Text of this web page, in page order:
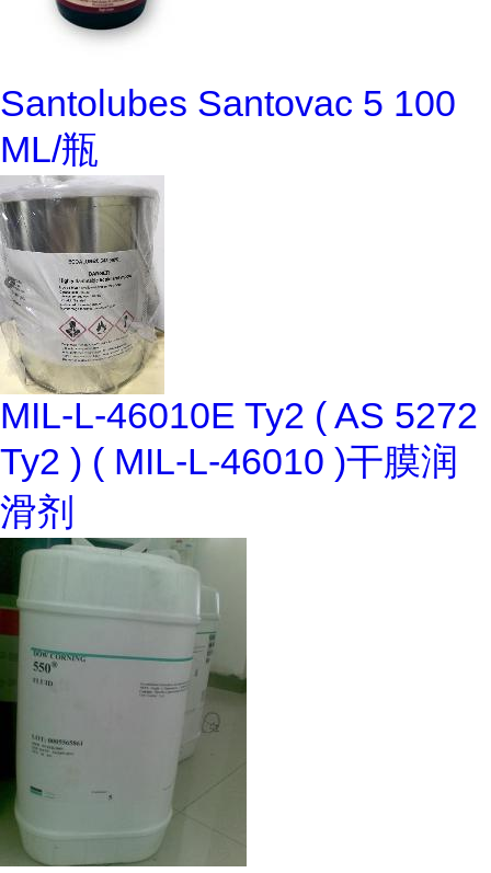
Santolubes Santovac 5 100
ML/瓶
MIL-L-46010E Ty2 ( AS 5272
Ty2 ) ( MIL-L-46010 )干膜润
滑剂